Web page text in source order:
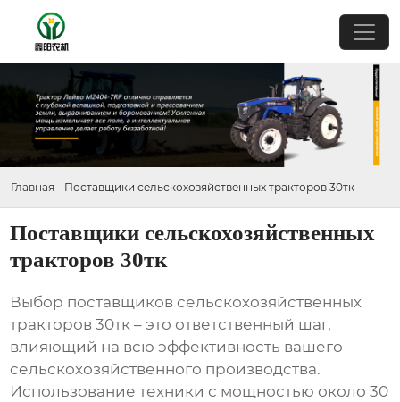
Главная - Поставщики сельскохозяйственных тракторов 30тк
Поставщики сельскохозяйственных
тракторов 30тк
Выбор поставщиков сельскохозяйственных
тракторов 30тк – это ответственный шаг,
влияющий на всю эффективность вашего
сельскохозяйственного производства.
Использование техники с мощностью около 30